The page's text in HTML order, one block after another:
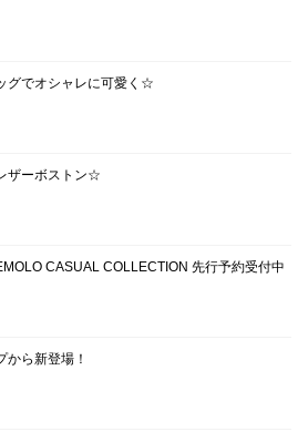
グでオシャレに可愛く☆
ザーボストン☆
CASUAL COLLECTION 先行予約受付中
から新登場！